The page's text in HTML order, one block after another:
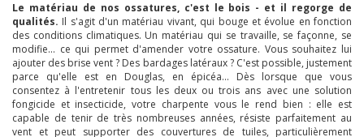
Le matériau de nos ossatures, c'est le bois - et il regorge de
qualités. Il s'agit d'un matériau vivant, qui bouge et évolue en fonction
des conditions climatiques. Un matériau qui se travaille, se façonne, se
modifie... ce qui permet d'amender votre ossature. Vous souhaitez lui
ajouter des brise vent ? Des bardages latéraux ? C'est possible, justement
parce qu'elle est en Douglas, en épicéa... Dès lorsque que vous
consentez à l'entretenir tous les deux ou trois ans avec une solution
fongicide et insecticide, votre charpente vous le rend bien : elle est
capable de tenir de très nombreuses années, résiste parfaitement au
vent et peut supporter des couvertures de tuiles, particulièrement